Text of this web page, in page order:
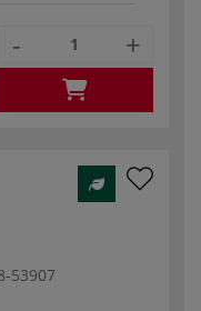
- +
53907